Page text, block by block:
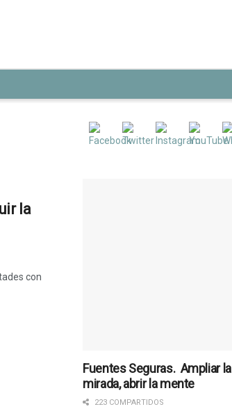
la
con
Fuentes Seguras. Ampliar la
mirada, abrir la mente
223 COMPARTIDOS